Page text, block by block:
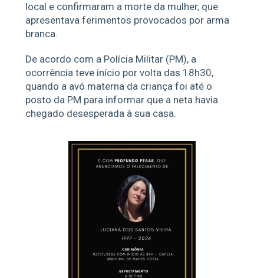
local e confirmaram a morte da mulher, que
apresentava ferimentos provocados por arma
branca.
De acordo com a Polícia Militar (PM), a
ocorrência teve início por volta das 18h30,
quando a avó materna da criança foi até o
posto da PM para informar que a neta havia
chegado desesperada à sua casa.